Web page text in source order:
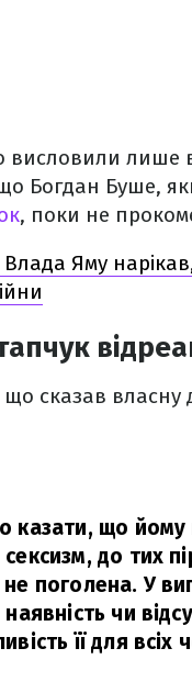
лише
Богдан Буше,
, поки не
Яму
сказав власну
казати, що
до тих
поголена. У
чи
її для всіх